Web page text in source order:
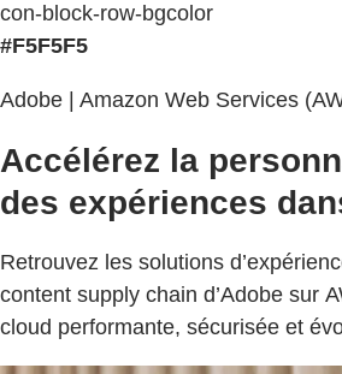
con-block-row-bgcolor
#F5F5F5
Adobe | Amazon Web Services
Accélérez la
des expériences
Retrouvez les solutions
content supply chain d’Adobe sur
cloud performante, sécurisée et